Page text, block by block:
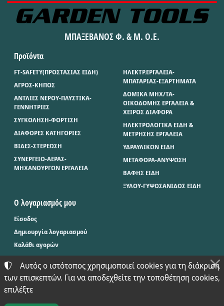
ΜΠΑΞΕΒΑΝΟΣ Φ. & Μ. Ο.Ε.
Προϊόντα
FT-SAFETY(ΠΡΟΣΤΑΣΙΑΣ ΕΙΔΗ)
ΑΓΡΟΣ-ΚΗΠΟΣ
ΑΝΤΛΙΕΣ ΝΕΡΟΥ-ΠΛΥΣΤΙΚΑ-
ΓΕΝΝΗΤΡΙΕΣ
ΣΥΓΚΟΛΗΣΗ-ΦΟΡΤΙΣΗ
ΔΙΑΦΟΡΕΣ ΚΑΤΗΓΟΡΙΕΣ
ΒΙΔΕΣ-ΣΤΕΡΕΩΣΗ
ΣΥΝΕΡΓΕΙΟ-ΑΕΡΑΣ-
ΜΗΧΑΝΟΥΡΓΩΝ ΕΡΓΑΛΕΙΑ
ΗΛΕΚΤΡ.ΕΡΓΑΛΕΙΑ-
ΜΠΑΤΑΡΙΑΣ-ΕΞΑΡΤΗΜΑΤΑ
ΔΟΜΙΚΑ ΜΗΧ/ΤΑ-
ΟΙΚΟΔΟΜΗΣ ΕΡΓΑΛΕΙΑ &
ΧΕΙΡΟΣ ΔΙΑΦΟΡΑ
ΗΛΕΚΤΡΟΛΟΓΙΚΑ ΕΙΔΗ &
ΜΕΤΡΗΣΗΣ ΕΡΓΑΛΕΙΑ
ΥΔΡΑΥΛΙΚΩΝ ΕΙΔΗ
ΜΕΤΑΦΟΡΑ-ΑΝΥΨΩΣΗ
ΒΑΦΗΣ ΕΙΔΗ
ΞΥΛΟΥ-ΓΥΨΟΣΑΝΙΔΟΣ ΕΙΔΗ
Ο λογαριασμός μου
Είσοδος
Δημιουργία λογαριασμού
Καλάθι αγορών
©2024-2026ΜΠΑΞΕΒΑΝΟΣ Φ. & Μ. Ο.Ε. - BAX.TOOLS
ΑΡΙΘΜΌΣ ΓΕΜΗ:
Αυτός ο ιστότοπος χρησιμοποιεί cookies για τη διάκριση
των επισκεπτών. Για να αποδεχθείτε την τοποθέτηση cookies,
επιλέξτε